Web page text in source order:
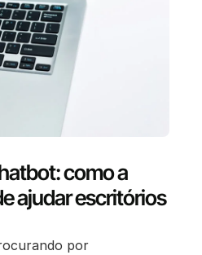
como a
ajudar escritórios
por